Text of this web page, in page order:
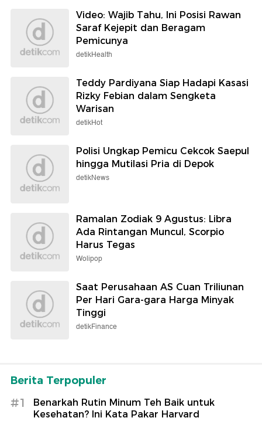
Video: Wajib Tahu, Ini Posisi Rawan
Saraf Kejepit dan Beragam
Pemicunya
detikHealth
Teddy Pardiyana Siap Hadapi Kasasi
Rizky Febian dalam Sengketa
Warisan
detikHot
Polisi Ungkap Pemicu Cekcok Saepul
hingga Mutilasi Pria di Depok
detikNews
Ramalan Zodiak 9 Agustus: Libra
Ada Rintangan Muncul, Scorpio
Harus Tegas
Wolipop
Saat Perusahaan AS Cuan Triliunan
Per Hari Gara-gara Harga Minyak
Tinggi
detikFinance
Berita Terpopuler
#1
Benarkah Rutin Minum Teh Baik untuk
Kesehatan? Ini Kata Pakar Harvard